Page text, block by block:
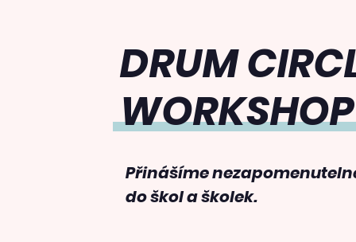
DRUM
Přinášíme
do škol a školek.